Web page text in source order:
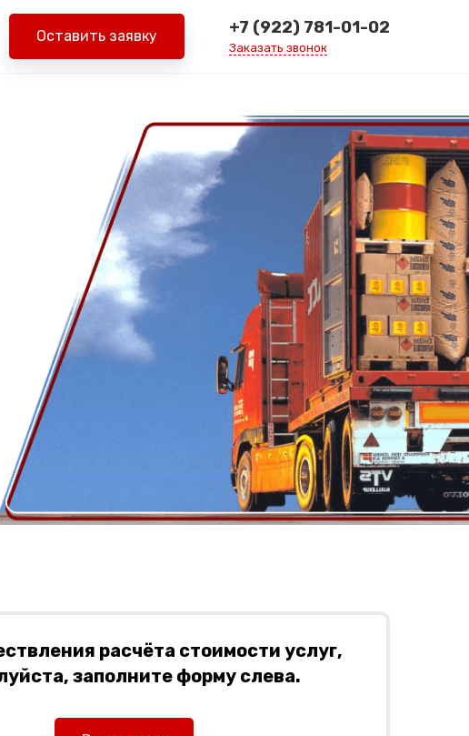
Оставить заявку +7 (922) 781-01-02
Заказать звонок
расчёта стоимости услуг,
заполните форму слева.